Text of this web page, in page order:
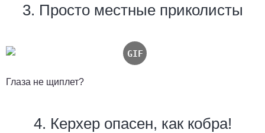
3. Просто местные приколисты
Глаза не щиплет?
4. Керхер опасен, как кобра!